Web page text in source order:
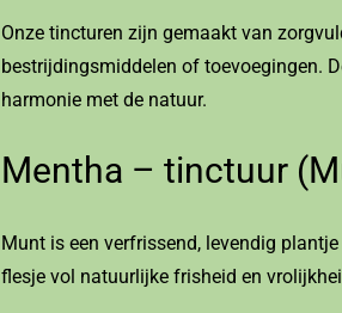
Onze tincturen zijn gemaakt van
bestrijdingsmiddelen of toevoegingen.
harmonie met de natuur.
Mentha – tinctuur
Munt is een verfrissend, levendig
flesje vol natuurlijke frisheid en